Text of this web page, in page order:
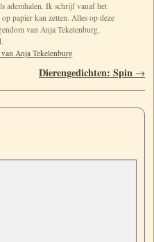
ademhalen. Ik schrijf vanaf het
papier kan zetten. Alles op deze
van Anja Tekelenburg,
Anja Tekelenburg
Dierengedichten: Spin →